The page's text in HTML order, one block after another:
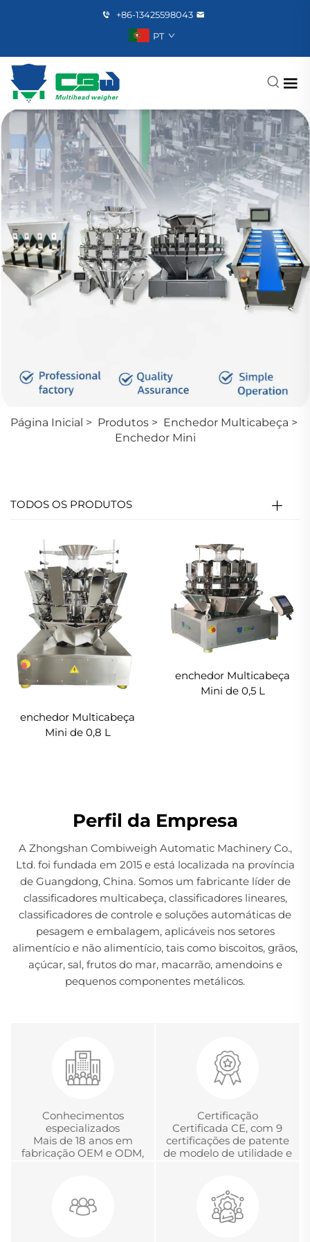
+86-13425598043
PT
Página Inicial > Produtos> Enchedor Multicabeça >
Enchedor Mini
TODOS OS PRODUTOS
enchedor Multicabeça
Mini de 0,8 L
enchedor Multicabeça
Mini de 0,5 L
Perfil da Empresa
A Zhongshan Combiweigh Automatic Machinery Co.,
Ltd. foi fundada em 2015 e está localizada na província
de Guangdong, China. Somos um fabricante líder de
classificadores multicabeça, classificadores lineares,
classificadores de controle e soluções automáticas de
pesagem e embalagem, aplicáveis nos setores
alimentício e não alimentício, tais como biscoitos, grãos,
açúcar, sal, frutos do mar, macarrão, amendoins e
pequenos componentes metálicos.
Conhecimentos
especializados
Mais de 18 anos em
fabricação OEM e ODM,
Certificação
Certificada CE, com 9
certificações de patente
de modelo de utilidade e
em Metrologia.